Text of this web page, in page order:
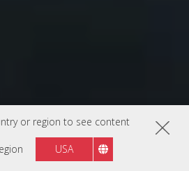
or region to see content
USA